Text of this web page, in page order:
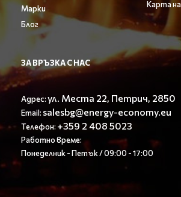
Марки
Блог
Карта
ЗА ВРЪЗКА С НАС
Адрес:ул. Места 22, Петрич, 2850
Email: salesbg@energy-economy.eu
Телефон: +359 2 408 5023
Работно време:
Понеделник - Петък / 09:00 - 17:00